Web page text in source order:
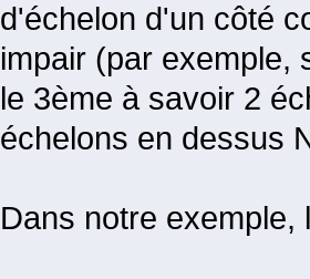
d'échelon d'un côté
impair (par exemple,
le 3ème à savoir 2
échelons en dessus
Dans notre exemple,